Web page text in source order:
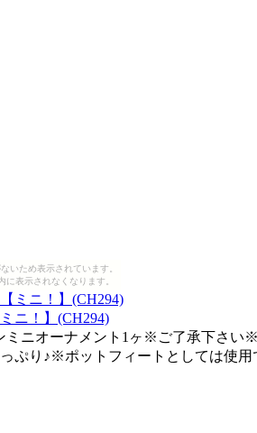
いため表示されています。
に表示されなくなります。
ニ！】(CH294)
オーナメント1ヶ※ご了承下さい
り♪※ポットフィートとしては使